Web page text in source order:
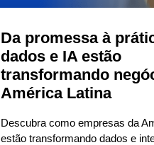
Da promessa à
dados e IA estão
transformando
América Latina
Descubra como empresas da
estão transformando dados e